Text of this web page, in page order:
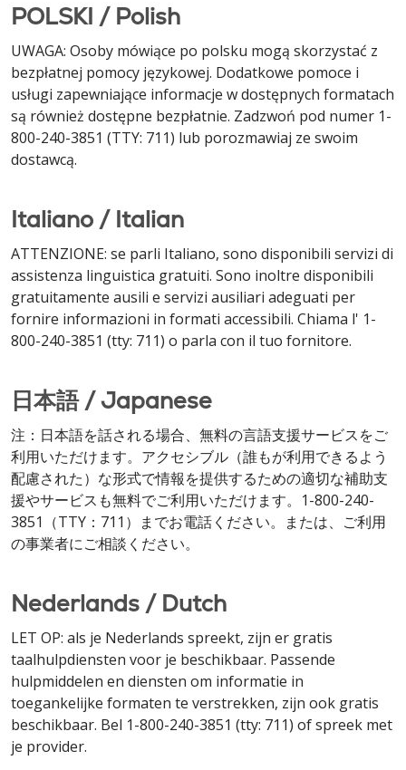
POLSKI / Polish
UWAGA: Osoby mówiące po polsku mogą skorzystać z
bezpłatnej pomocy językowej. Dodatkowe pomoce i
usługi zapewniające informacje w dostępnych formatach
są również dostępne bezpłatnie. Zadzwoń pod numer 1-
800-240-3851 (TTY: 711) lub porozmawiaj ze swoim
dostawcą.
Italiano / Italian
ATTENZIONE: se parli Italiano, sono disponibili servizi di
assistenza linguistica gratuiti. Sono inoltre disponibili
gratuitamente ausili e servizi ausiliari adeguati per
fornire informazioni in formati accessibili. Chiama l' 1-
800-240-3851 (tty: 711) o parla con il tuo fornitore.
日本語 / Japanese
注：日本語を話される場合、無料の言語支援サービスをご
利用いただけます。アクセシブル（誰もが利用できるよう
配慮された）な形式で情報を提供するための適切な補助支
援やサービスも無料でご利用いただけます。1-800-240-
3851（TTY：711）までお電話ください。または、ご利用
の事業者にご相談ください。
Nederlands / Dutch
LET OP: als je Nederlands spreekt, zijn er gratis
taalhulpdiensten voor je beschikbaar. Passende
hulpmiddelen en diensten om informatie in
toegankelijke formaten te verstrekken, zijn ook gratis
beschikbaar. Bel 1-800-240-3851 (tty: 711) of spreek met
je provider.